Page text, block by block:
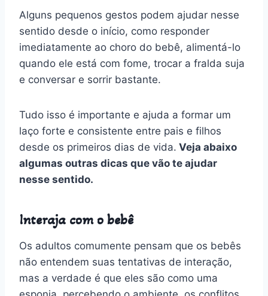
Alguns pequenos gestos podem ajudar nesse
sentido desde o início, como responder
imediatamente ao choro do bebê, alimentá-lo
quando ele está com fome, trocar a fralda suja
e conversar e sorrir bastante.
Tudo isso é importante e ajuda a formar um
laço forte e consistente entre pais e filhos
desde os primeiros dias de vida. Veja abaixo
algumas outras dicas que vão te ajudar
nesse sentido.
Interaja com o bebê
Os adultos comumente pensam que os bebês
não entendem suas tentativas de interação,
mas a verdade é que eles são como uma